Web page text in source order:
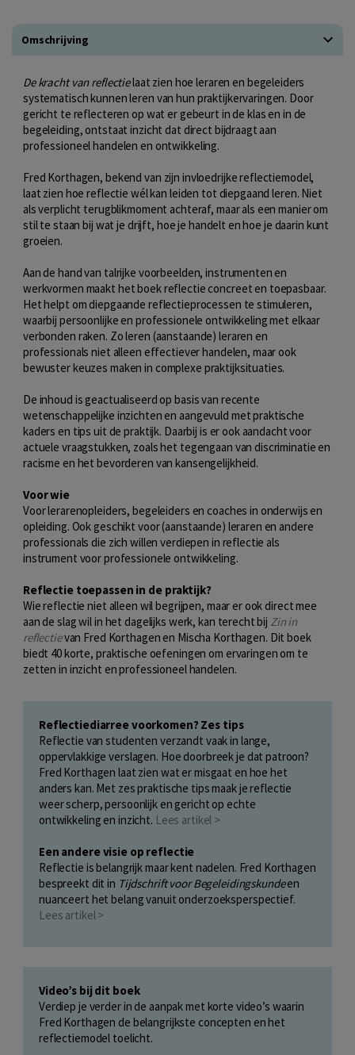
Omschrijving
De kracht van reflectielaat zien hoe leraren en begeleiders
systematisch kunnen leren van hun praktijkervaringen. Door
gericht te reflecteren op wat er gebeurt in de klas en in de
begeleiding, ontstaat inzicht dat direct bijdraagt aan
professioneel handelen en ontwikkeling.
Fred Korthagen, bekend van zijn invloedrijke reflectiemodel,
laat zien hoe reflectie wél kan leiden tot diepgaand leren. Niet
als verplicht terugblikmoment achteraf, maar als een manier om
stil te staan bij wat je drijft, hoe je handelt en hoe je daarin kunt
groeien.
Aan de hand van talrijke voorbeelden, instrumenten en
werkvormen maakt het boek reflectie concreet en toepasbaar.
Het helpt om diepgaande reflectieprocessen te stimuleren,
waarbij persoonlijke en professionele ontwikkeling met elkaar
verbonden raken. Zo leren (aanstaande) leraren en
professionals niet alleen effectiever handelen, maar ook
bewuster keuzes maken in complexe praktijksituaties.
De inhoud is geactualiseerd op basis van recente
wetenschappelijke inzichten en aangevuld met praktische
kaders en tips uit de praktijk. Daarbij is er ook aandacht voor
actuele vraagstukken, zoals het tegengaan van discriminatie en
racisme en het bevorderen van kansengelijkheid.
Voor wie
Voor lerarenopleiders, begeleiders en coaches in onderwijs en
opleiding. Ook geschikt voor (aanstaande) leraren en andere
professionals die zich willen verdiepen in reflectie als
instrument voor professionele ontwikkeling.
Reflectie toepassen in de praktijk?
Wie reflectie niet alleen wil begrijpen, maar er ook direct mee
aan de slag wil in het dagelijks werk, kan terecht bij Zin in
reflectievan Fred Korthagen en Mischa Korthagen. Dit boek
biedt 40 korte, praktische oefeningen om ervaringen om te
zetten in inzicht en professioneel handelen.
Reflectiediarree voorkomen? Zes tips
Reflectie van studenten verzandt vaak in lange,
oppervlakkige verslagen. Hoe doorbreek je dat patroon?
Fred Korthagen laat zien wat er misgaat en hoe het
anders kan. Met zes praktische tips maak je reflectie
weer scherp, persoonlijk en gericht op echte
ontwikkeling en inzicht. Lees artikel >
Een andere visie op reflectie
Reflectie is belangrijk maar kent nadelen. Fred Korthagen
bespreekt dit in Tijdschrift voor Begeleidingskundeen
nuanceert het belang vanuit onderzoeksperspectief.
Lees artikel >
Video’s bij dit boek
Verdiep je verder in de aanpak met korte video’s waarin
Fred Korthagen de belangrijkste concepten en het
reflectiemodel toelicht.